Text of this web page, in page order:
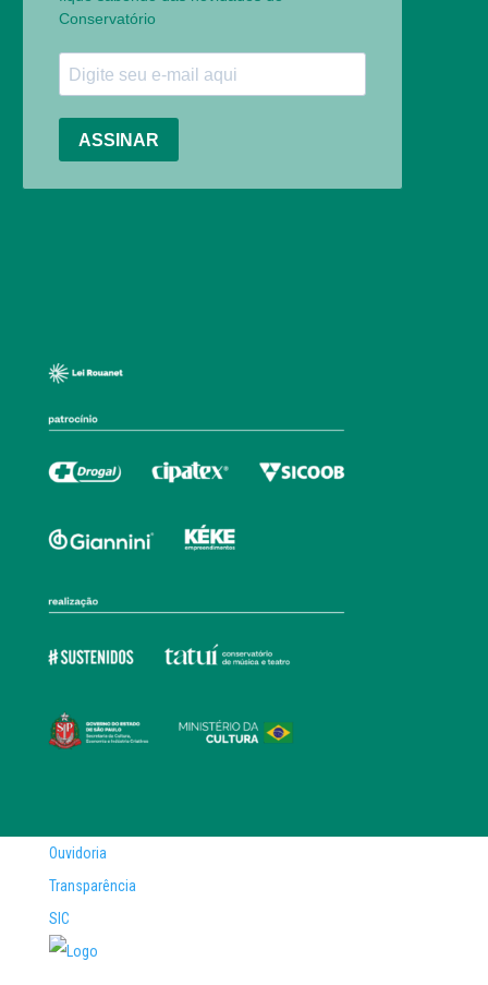
Ouvidoria
Transparência
SIC